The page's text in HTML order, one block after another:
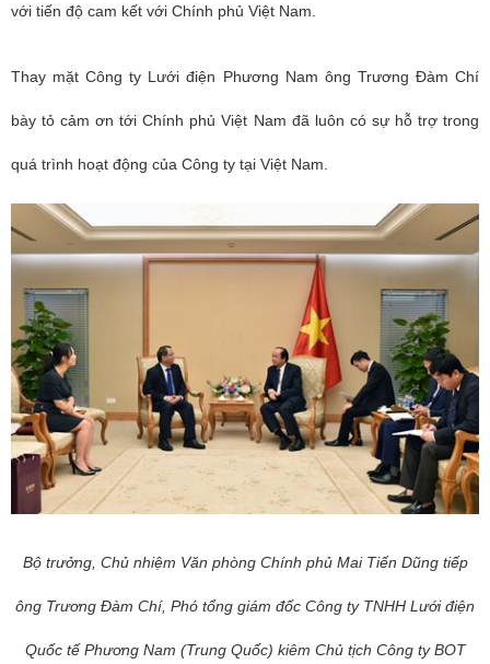
với tiến độ cam kết với Chính phủ Việt Nam.
Thay mặt Công ty Lưới điện Phương Nam ông Trương Đàm Chí
bày tỏ cảm ơn tới Chính phủ Việt Nam đã luôn có sự hỗ trợ trong
quá trình hoạt động của Công ty tại Việt Nam.
Bộ trưởng, Chủ nhiệm Văn phòng Chính phủ Mai Tiến Dũng tiếp
ông Trương Đàm Chí, Phó tổng giám đốc Công ty TNHH Lưới điện
Quốc tế Phương Nam (Trung Quốc) kiêm Chủ tịch Công ty BOT